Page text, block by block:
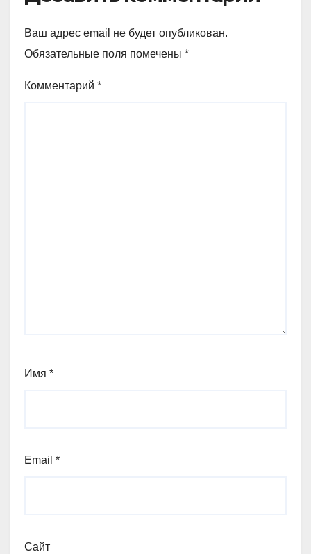
Ваш адрес email не будет опубликован.
Обязательные поля помечены *
Комментарий *
Имя *
Email *
Сайт